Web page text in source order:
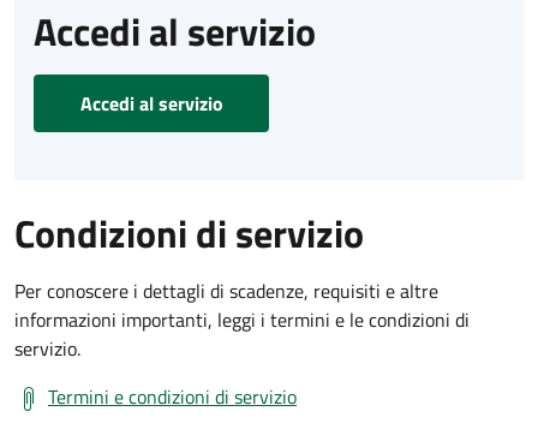
Accedi al servizio
Accedi al servizio
Condizioni di servizio
Per conoscere i dettagli di scadenze, requisiti e altre
informazioni importanti, leggi i termini e le condizioni di
servizio.
Termini e condizioni di servizio